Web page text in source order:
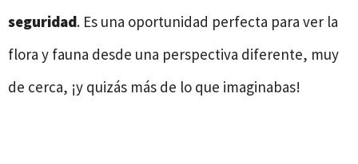
seguridad. Es una oportunidad perfecta para ver la
flora y fauna desde una perspectiva diferente, muy
de cerca, ¡y quizás más de lo que imaginabas!